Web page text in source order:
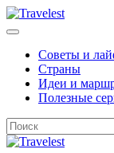
Советы и
Страны
Идеи и
Полезные